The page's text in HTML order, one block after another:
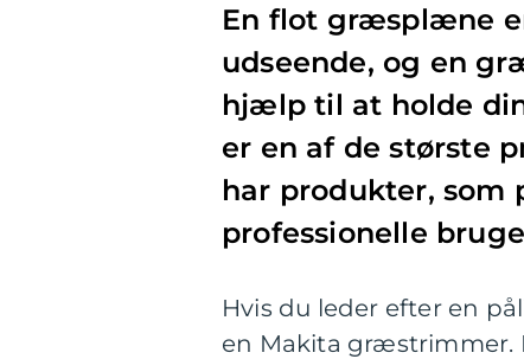
En flot græsplæne
udseende, og en
hjælp til at holde
er en af de største
har produkter, som
professionelle
Hvis du leder efter en
en Makita græstrimmer.